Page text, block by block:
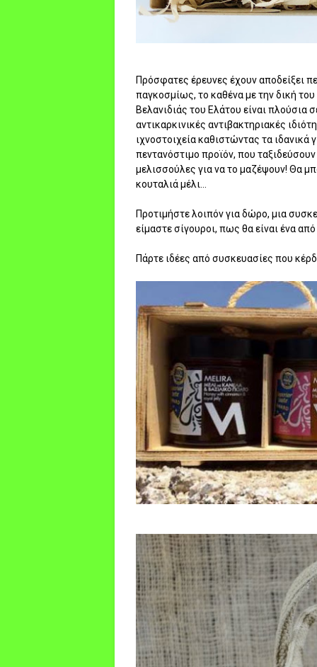
Πρόσφατες έρευνες έχουν αποδείξει
παγκοσμίως, το καθένα με την δική
Βελανιδιάς του Ελάτου είναι πλούσια
αντικαρκινικές αντιβακτηριακές
ιχνοστοιχεία καθιστώντας τα ιδανικά
πεντανόστιμο προϊόν, που
μελισσούλες για να το μαζέψουν! Θα
κουταλιά μέλι...
Προτιμήστε λοιπόν για δώρο, μια
είμαστε σίγουροι, πως θα είναι ένα
Πάρτε ιδέες από συσκευασίες που